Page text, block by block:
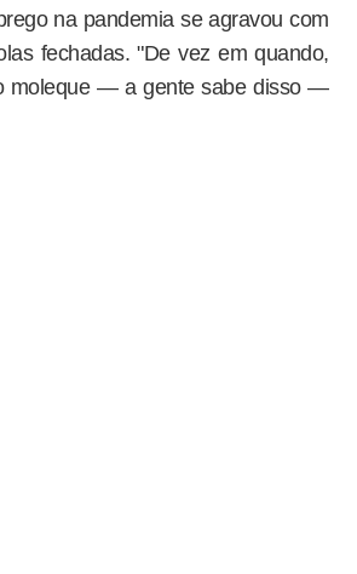
na pandemia se agravou com
fechadas. "De vez em quando,
moleque — a gente sabe disso —